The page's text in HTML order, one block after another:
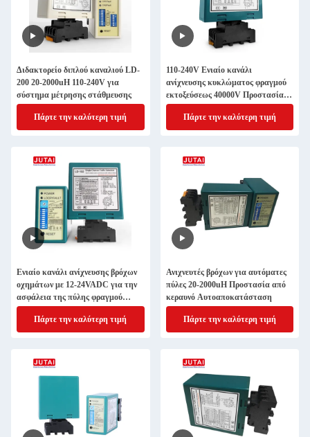
Διδακτορείο διπλού καναλιού LD-
200 20-2000uH 110-240V για
σύστημα μέτρησης στάθμευσης
Πάρτε την καλύτερη τιμή
110-240V Ενιαίο κανάλι
ανίχνευσης κυκλώματος φραγμού
εκτοξεύσεως 40000V Προστασία
από κεραυνό
Πάρτε την καλύτερη τιμή
Ενιαίο κανάλι ανίχνευσης βρόχων
οχημάτων με 12-24VADC για την
ασφάλεια της πύλης φραγμού
στάθμευσης
Πάρτε την καλύτερη τιμή
Ανιχνευτές βρόχων για αυτόματες
πύλες 20-2000uH Προστασία από
κεραυνό Αυτοαποκατάσταση
Πάρτε την καλύτερη τιμή